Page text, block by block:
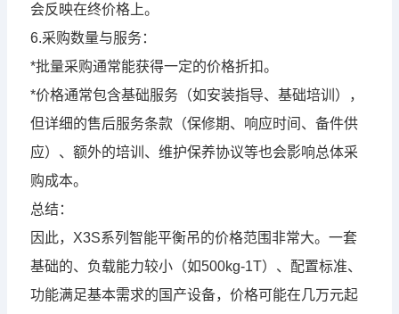
会反映在终价格上。
6.采购数量与服务：
*批量采购通常能获得一定的价格折扣。
*价格通常包含基础服务（如安装指导、基础培训），
但详细的售后服务条款（保修期、响应时间、备件供
应）、额外的培训、维护保养协议等也会影响总体采
购成本。
总结：
因此，X3S系列智能平衡吊的价格范围非常大。一套
基础的、负载能力较小（如500kg-1T）、配置标准、
功能满足基本需求的国产设备，价格可能在几万元起